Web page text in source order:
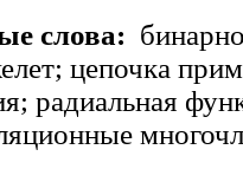
слова:
цепочка
радиальная